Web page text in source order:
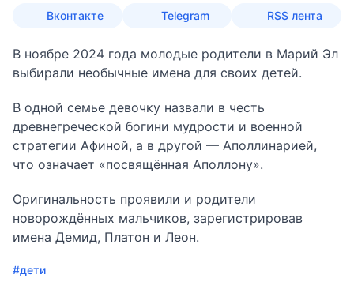
Вконтакте Telegram RSS лента
В ноябре 2024 года молодые родители в Марий Эл
выбирали необычные имена для своих детей.
В одной семье девочку назвали в честь
древнегреческой богини мудрости и военной
стратегии Афиной, а в другой — Аполлинарией,
что означает «посвящённая Аполлону».
Оригинальность проявили и родители
новорождённых мальчиков, зарегистрировав
имена Демид, Платон и Леон.
#дети